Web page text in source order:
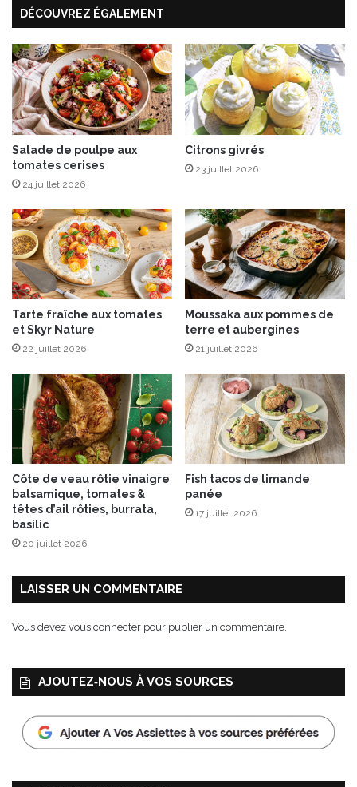
u
r
B
i
è
r
e
t
r
ô
t
i
e
a
u
R
b
l
o
c
h
o
n
f
o
DÉCOUVREZ ÉGALEMENT
Salade de poulpe aux
tomates cerises
24 juillet 2026
Citrons givrés
23 juillet 2026
Tarte fraîche aux tomates
et Skyr Nature
22 juillet 2026
Moussaka aux pommes de
terre et aubergines
21 juillet 2026
Côte de veau rôtie vinaigre
balsamique, tomates &
têtes d’ail rôties, burrata,
basilic
20 juillet 2026
Fish tacos de limande
panée
17 juillet 2026
LAISSER UN COMMENTAIRE
Vous devez vous connecter pour publier un commentaire.
AJOUTEZ‑NOUS À VOS SOURCES